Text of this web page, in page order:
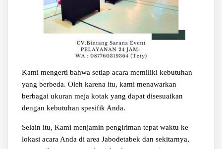
Kami mengerti bahwa setiap acara memiliki kebutuhan
yang berbeda. Oleh karena itu, kami menawarkan
berbagai ukuran meja kotak yang dapat disesuaikan
dengan kebutuhan spesifik Anda.
Selain itu, Kami menjamin pengiriman tepat waktu ke
lokasi acara Anda di area Jabodetabek dan sekitarnya,